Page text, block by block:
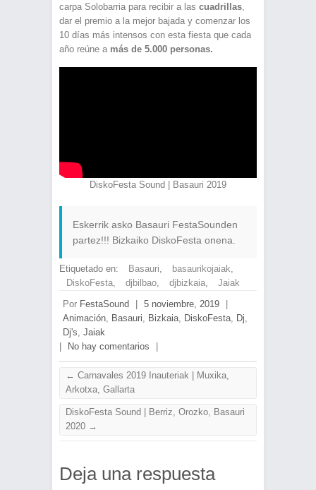
carpa Solobarria para recibir a las cuadrillas
dar el premio a la mejor bajada y comenzar los
10 días más intensos con esta fiesta que cada
año reúne a más de 5.000 personas.
DiskoFesta Sound | Basauri 2019
Eskerrik asko Basauri FestaSounden
partez!!! Bizkaiko DiskoFesta onena.
Etiquetado en: Basauri, basaurikojaiak,
DiskoFesta, djbilbao, djbizkaia,
Jaiak
Por FestaSound 5 noviembre, 2019
Animación, Basauri, Bizkaia, DiskoFesta, Dj,
Dj's, Jaiak
No hay comentarios
← Carnavales 2019 Inauteriak | Muxika,
Arkotxa, Gallarta
DiskoFesta Sound | Berriz, Orozko, Basauri
2020 →
Deja una respuesta